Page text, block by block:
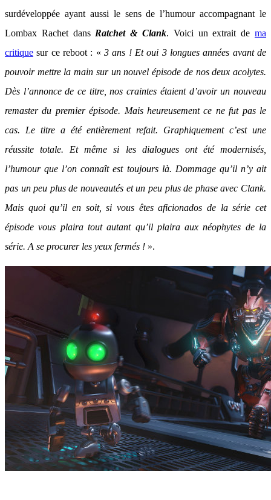
surdéveloppée ayant aussi le sens de l’humour accompagnant le
Lombax Rachet dans Ratchet & Clank. Voici un extrait dema
critique sur ce reboot : « 3 ans ! Et oui 3 longues années avant de
pouvoir mettre la main sur un nouvel épisode de nos deux acolytes.
Dès l’annonce de ce titre, nos craintes étaient d’avoir un nouveau
remaster du premier épisode. Mais heureusement ce ne fut pas le
cas. Le titre a été entièrement refait. Graphiquement c’est une
réussite totale. Et même si les dialogues ont été modernisés,
l’humour que l’on connaît est toujours là. Dommage qu’il n’y ait
pas un peu plus de nouveautés et un peu plus de phase avec Clank.
Mais quoi qu’il en soit, si vous êtes aficionados de la série cet
épisode vous plaira tout autant qu’il plaira aux néophytes de la
série. A se procurer les yeux fermés ! ».